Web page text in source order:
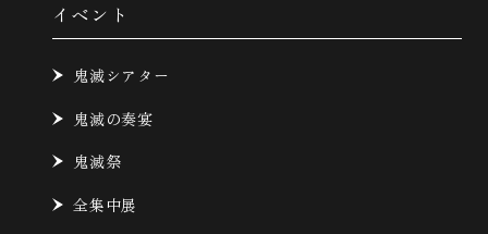
イベント
鬼滅シアター
鬼滅の奏宴
鬼滅祭
全集中展